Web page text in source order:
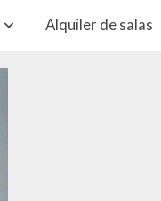
Alquiler de salas